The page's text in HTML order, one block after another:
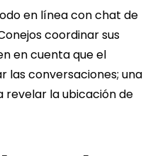
en línea con chat de
coordinar sus
en cuenta que el
las conversaciones; una
revelar la ubicación de